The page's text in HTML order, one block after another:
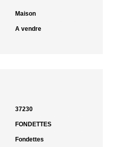
Maison
A vendre
37230
FONDETTES
Fondettes